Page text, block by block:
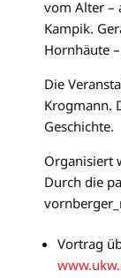
vom Alter –
Kampik.
Hornhäute
Die
Krogmann.
Geschichte.
Organisiert
Durch die
Vortrag